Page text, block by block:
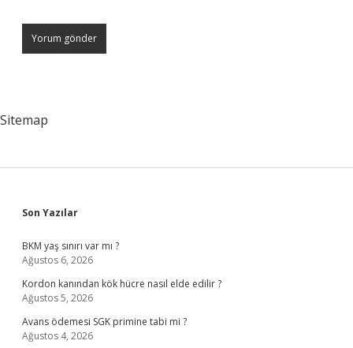
Sitemap
Sidebar
Son Yazılar
BKM yaş sınırı var mı ?
Ağustos 6, 2026
Kordon kanından kök hücre nasıl elde edilir ?
Ağustos 5, 2026
Avans ödemesi SGK primine tabi mi ?
Ağustos 4, 2026